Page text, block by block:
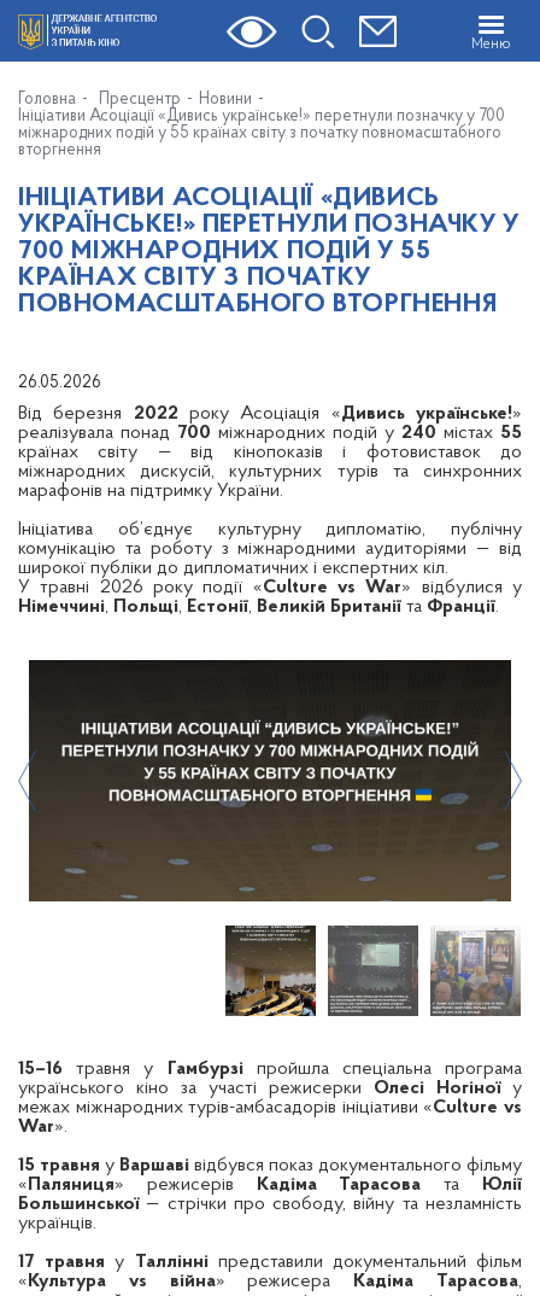
Меню
Головна Пресцентр
Новини
Ініціативи Асоціації «Дивись українське!» перетнули позначку у 700
міжнародних подій у 55 країнах світу з початку повномасштабного
вторгнення
ІНІЦІАТИВИ АСОЦІАЦІЇ «ДИВИСЬ
УКРАЇНСЬКЕ!» ПЕРЕТНУЛИ ПОЗНАЧКУ У
700 МІЖНАРОДНИХ ПОДІЙ У 55
КРАЇНАХ СВІТУ З ПОЧАТКУ
ПОВНОМАСШТАБНОГО ВТОРГНЕННЯ
26.05.2026
Від березня 2022року Асоціація «Дивись українське!»
реалізувала понад 700 міжнародних подій у 240 містах 55
країнах світу — від кінопоказів і фотовиставок до
міжнародних дискусій, культурних турів та синхронних
марафонів на підтримку України.
Ініціатива об’єднує культурну дипломатію, публічну
комунікацію та роботу з міжнародними аудиторіями — від
широкої публіки до дипломатичних і експертних кіл.
У травні 2026 року події «Culture vs War» відбулися у
Німеччині, Польщі, Естонії, Великій Британії та Франції.
15–16 травня у Гамбурзіпройшла спеціальна програма
українського кіно за участі режисерки Олесі Ногіноїу
межах міжнародних турів-амбасадорів ініціативи «Culture vs
War».
15 травня у Варшаві відбувся показ документального фільму
« Паляниця» режисерів Кадіма Тарасова та
Юлії
Большинської— стрічки про свободу, війну та незламність
українців.
17 травня у Таллінніпредставили документальний фільм
« Культура vs війна» режисера Кадіма Тарасова,